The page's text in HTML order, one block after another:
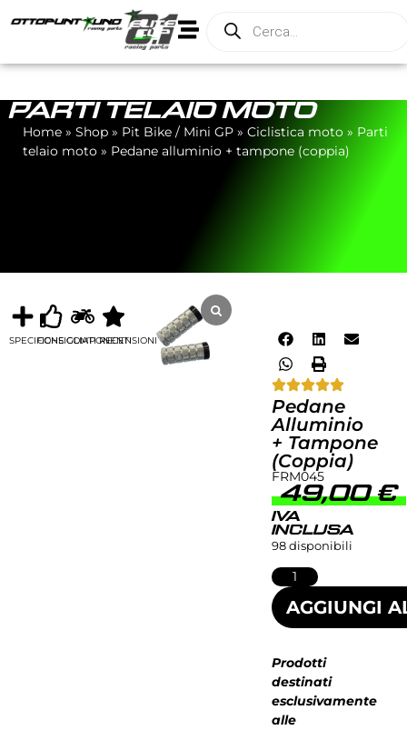
PARTI TELAIO MOTO
Home » Shop » Pit Bike / Mini GP » Ciclistica moto » Parti
telaio moto » Pedane alluminio + tampone (coppia)
SPECIFICHECONSIGLIATICOMPONENTI
RECENSIONI
Pedane
Alluminio
+ Tampone
(coppia)
FRM045
49,00€
IVA
INCLUSA
98 disponibili
AGGIUNGI
Prodotti
destinati
esclusivamente
alle